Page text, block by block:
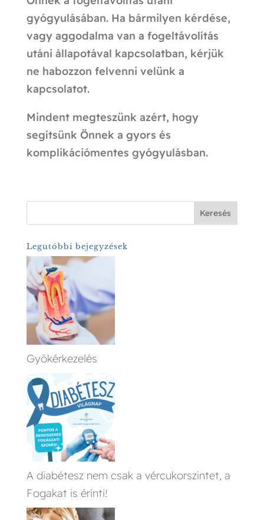
gyógyulásában. Ha bármilyen kérdése,
vagy aggodalma van a fogeltávolítás
utáni állapotával kapcsolatban, kérjük
ne habozzon felvenni velünk a
kapcsolatot.
Mindent megteszünk azért, hogy
segítsünk Önnek a gyors és
komplikációmentes gyógyulásban.
Keresés
Legutóbbi bejegyzések
Gyökérkezelés
A diabétesz nem csak a vércukorszintet, a
Fogakat is érinti!